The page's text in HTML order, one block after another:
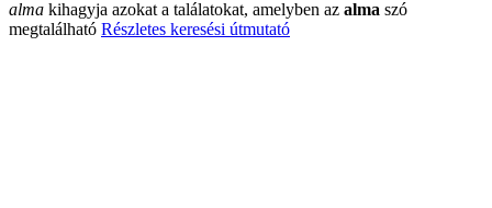
alma kihagyja azokat a találatokat, amelyben az alma szó
megtalálható Részletes keresési útmutató